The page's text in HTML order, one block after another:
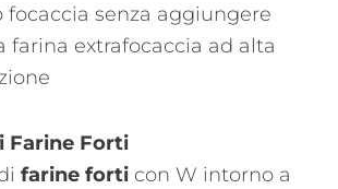
focaccia senza aggiungere
farina extrafocaccia ad alta
Farine Forti
farine forti con W intorno a